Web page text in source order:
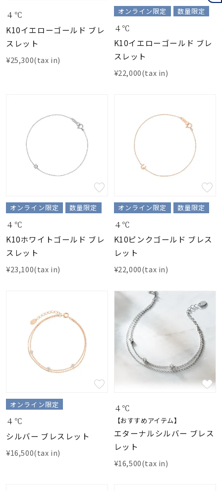
４℃
K10イエローゴールド ブレ
スレット
¥25,300(tax in)
オンライン限定 数量限定
４℃
K10イエローゴールド ブレ
スレット
¥22,000(tax in)
オンライン限定 数量限定
４℃
K10ホワイトゴールド ブレ
スレット
¥23,100(tax in)
オンライン限定 数量限定
４℃
K10ピンクゴールド ブレス
レット
¥22,000(tax in)
オンライン限定
４℃
シルバー ブレスレット
¥16,500(tax in)
４℃
【おすすめアイテム】
エターナルシルバー ブレス
レット
¥16,500(tax in)